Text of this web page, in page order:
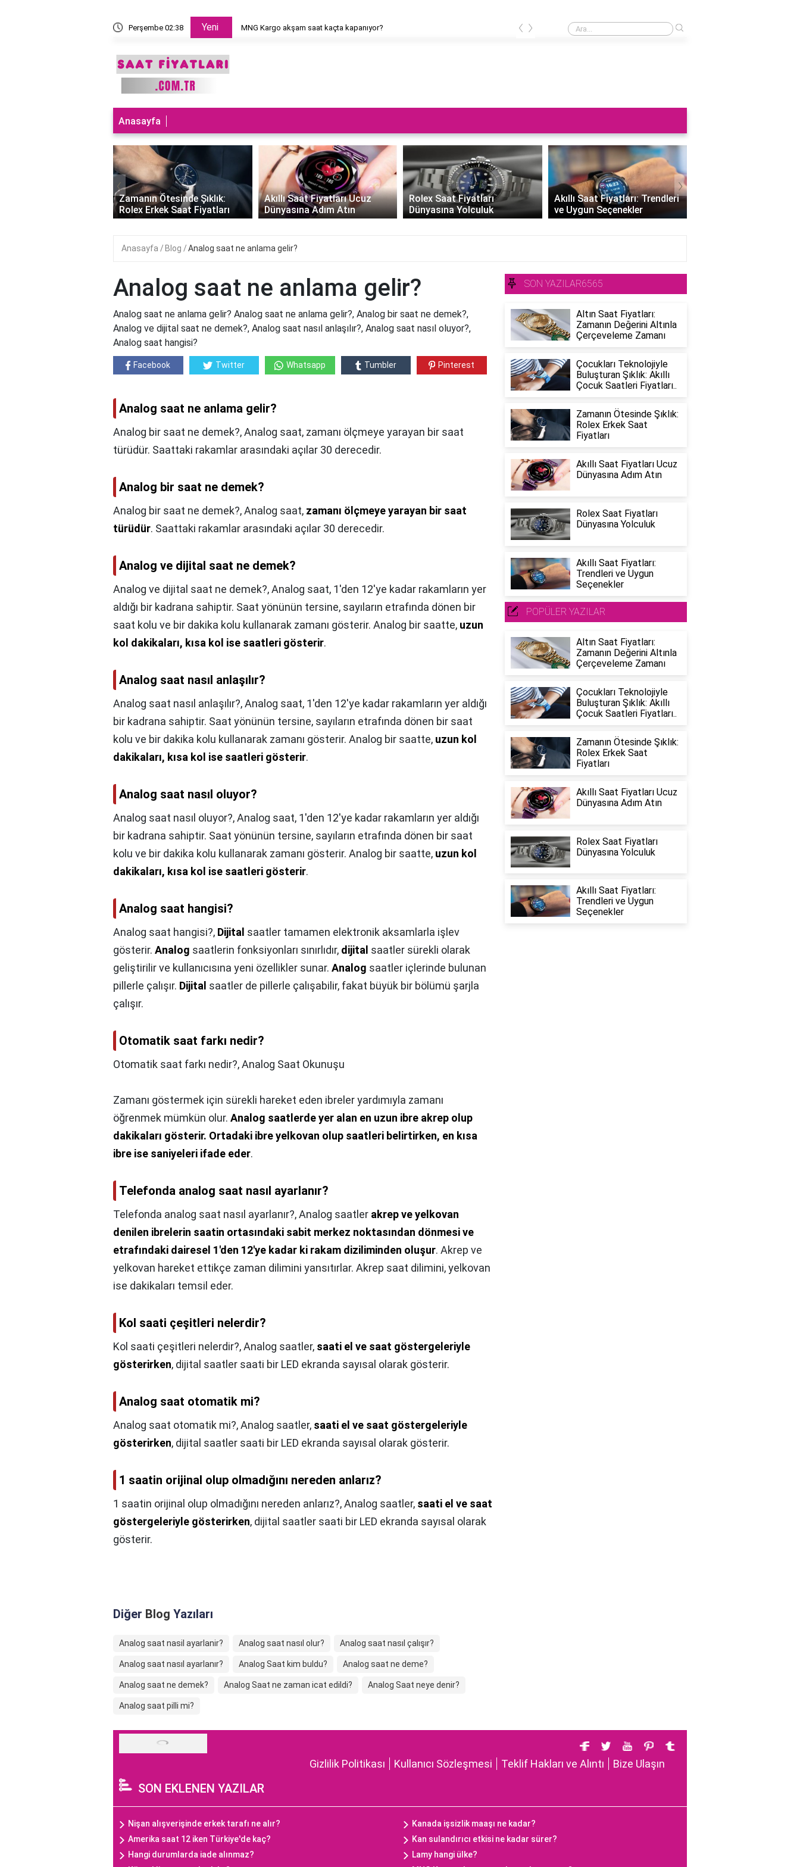
Perşembe 02:38 Yeni MNG Kargo akşam saat kaçta kapanıyor? Saat neden sağa takılmaz?
‹ ›
Anasayfa
Zamanın Ötesinde Şıklık:
Rolex Erkek Saat Fiyatları
Akıllı Saat Fiyatları Ucuz
Dünyasına Adım Atın
Rolex Saat Fiyatları
Dünyasına Yolculuk
Akıllı Saat Fiyatları: Trendleri
ve Uygun Seçenekler
‹ ›
Anasayfa Blog Analog saat ne anlama gelir?
Analog saat ne anlama gelir?
Analog saat ne anlama gelir? Analog saat ne anlama gelir?, Analog bir saat ne demek?,
Analog ve dijital saat ne demek?, Analog saat nasıl anlaşılır?, Analog saat nasıl oluyor?,
Analog saat hangisi?
Facebook Twitter Whatsapp Tumbler Pinterest
Analog saat ne anlama gelir?
Analog bir saat ne demek?, Analog saat, zamanı ölçmeye yarayan bir saat
türüdür. Saattaki rakamlar arasındaki açılar 30 derecedir.
Analog bir saat ne demek?
Analog bir saat ne demek?,Analog saat, zamanı ölçmeye yarayan bir saat
türüdür. Saattaki rakamlar arasındaki açılar 30 derecedir.
Analog ve dijital saat ne demek?
Analog ve dijital saat ne demek?,Analog saat, 1'den 12'ye kadar rakamların yer
aldığı bir kadrana sahiptir. Saat yönünün tersine, sayıların etrafında dönen bir
saat kolu ve bir dakika kolu kullanarak zamanı gösterir. Analog bir saatte, uzun
kol dakikaları, kısa kol ise saatleri gösterir.
Analog saat nasıl anlaşılır?
Analog saat nasıl anlaşılır?,Analog saat, 1'den 12'ye kadar rakamların yer aldığı
bir kadrana sahiptir. Saat yönünün tersine, sayıların etrafında dönen bir saat
kolu ve bir dakika kolu kullanarak zamanı gösterir. Analog bir saatte, uzun kol
dakikaları, kısa kol ise saatleri gösterir.
Analog saat nasıl oluyor?
Analog saat nasıl oluyor?,Analog saat, 1'den 12'ye kadar rakamların yer aldığı
bir kadrana sahiptir. Saat yönünün tersine, sayıların etrafında dönen bir saat
kolu ve bir dakika kolu kullanarak zamanı gösterir. Analog bir saatte, uzun kol
dakikaları, kısa kol ise saatleri gösterir.
Analog saat hangisi?
Analog saat hangisi?, Dijital saatler tamamen elektronik aksamlarla işlev
gösterir. Analog saatlerin fonksiyonları sınırlıdır, dijital saatler sürekli olarak
geliştirilir ve kullanıcısına yeni özellikler sunar. Analog saatler içlerinde bulunan
pillerle çalışır. Dijital saatler de pillerle çalışabilir, fakat büyük bir bölümü şarjla
çalışır.
Otomatik saat farkı nedir?
Otomatik saat farkı nedir?,Analog Saat Okunuşu
Zamanı göstermek için sürekli hareket eden ibreler yardımıyla zamanı
öğrenmek mümkün olur. Analog saatlerde yer alan en uzun ibre akrep olup
dakikaları gösterir. Ortadaki ibre yelkovan olup saatleri belirtirken, en kısa
ibre ise saniyeleri ifade eder.
Telefonda analog saat nasıl ayarlanır?
Telefonda analog saat nasıl ayarlanır?,Analog saatler akrep ve yelkovan
denilen ibrelerin saatin ortasındaki sabit merkez noktasından dönmesi ve
etrafındaki dairesel 1'den 12'ye kadar ki rakam diziliminden oluşur. Akrep ve
yelkovan hareket ettikçe zaman dilimini yansıtırlar. Akrep saat dilimini, yelkovan
ise dakikaları temsil eder.
Kol saati çeşitleri nelerdir?
Kol saati çeşitleri nelerdir?,Analog saatler, saati el ve saat göstergeleriyle
gösterirken, dijital saatler saati bir LED ekranda sayısal olarak gösterir.
Analog saat otomatik mi?
Analog saat otomatik mi?,Analog saatler, saati el ve saat göstergeleriyle
gösterirken, dijital saatler saati bir LED ekranda sayısal olarak gösterir.
1 saatin orijinal olup olmadığını nereden anlarız?
1 saatin orijinal olup olmadığını nereden anlarız?,Analog saatler, saati el ve saat
göstergeleriyle gösterirken, dijital saatler saati bir LED ekranda sayısal olarak
gösterir.
Diğer Blog Yazıları
Analog saat nasil ayarlanir? Analog saat nasıl olur? Analog saat nasıl çalışır?
Analog saat nasıl ayarlanır? Analog Saat kim buldu? Analog saat ne deme?
Analog saat ne demek? Analog Saat ne zaman icat edildi? Analog Saat neye denir?
Analog saat pilli mi?
SON YAZILAR6565
Altın Saat Fiyatları:
Zamanın Değerini Altınla
Çerçeveleme Zamanı
Çocukları Teknolojiyle
Buluşturan Şıklık: Akıllı
Çocuk Saatleri Fiyatları..
Zamanın Ötesinde Şıklık:
Rolex Erkek Saat
Fiyatları
Akıllı Saat Fiyatları Ucuz
Dünyasına Adım Atın
Rolex Saat Fiyatları
Dünyasına Yolculuk
Akıllı Saat Fiyatları:
Trendleri ve Uygun
Seçenekler
POPÜLER YAZILAR
Altın Saat Fiyatları:
Zamanın Değerini Altınla
Çerçeveleme Zamanı
Çocukları Teknolojiyle
Buluşturan Şıklık: Akıllı
Çocuk Saatleri Fiyatları..
Zamanın Ötesinde Şıklık:
Rolex Erkek Saat
Fiyatları
Akıllı Saat Fiyatları Ucuz
Dünyasına Adım Atın
Rolex Saat Fiyatları
Dünyasına Yolculuk
Akıllı Saat Fiyatları:
Trendleri ve Uygun
Seçenekler
Gizlilik Politikası Kullanıcı Sözleşmesi Teklif Hakları ve Alıntı Bize Ulaşın
SON EKLENEN YAZILAR
Nişan alışverişinde erkek tarafı ne alır?
Kanada işsizlik maaşı ne kadar?
Amerika saat 12 iken Türkiye'de kaç?
Kan sulandırıcı etkisi ne kadar sürer?
Hangi durumlarda iade alınmaz?
Lamy hangi ülke?